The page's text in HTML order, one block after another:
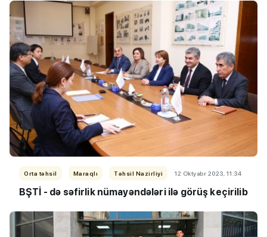
Orta təhsil Maraqlı Təhsil Nazirliyi 12 Oktyabr 2023, 11:34
BŞTİ - də səfirlik nümayəndələri ilə görüş keçirilib